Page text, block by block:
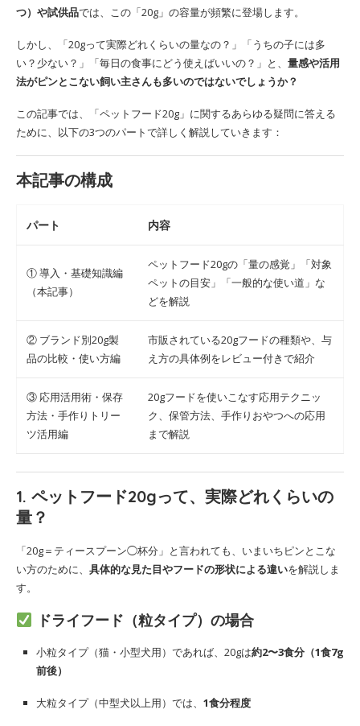
つ）や試供品では、この「20g」の容量が頻繁に登場します。
しかし、「20gって実際どれくらいの量なの？」「うちの子には多
い？少ない？」「毎日の食事にどう使えばいいの？」と、 量感や活用
法がピンとこない飼い主さんも多いのではないでしょうか？
この記事では、「ペットフード20g」に関するあらゆる疑問に答える
ために、以下の3つのパートで詳しく解説していきます：
本記事の構成
パート 内容
① 導入・基礎知識編
（本記事）
ペットフード20gの「量の感覚」「対象
ペットの目安」「一般的な使い道」な
どを解説
② ブランド別20g製
品の比較・使い方編
市販されている20gフードの種類や、与
え方の具体例をレビュー付きで紹介
③ 応用活用術・保存
方法・手作りトリー
ツ活用編
20gフードを使いこなす応用テクニッ
ク、保管方法、手作りおやつへの応用
まで解説
1. ペットフード20gって、実際どれくらいの
量？
「20g＝ティースプーン◯杯分」と言われても、いまいちピンとこな
い方のために、 具体的な見た目やフードの形状による違いを解説しま
す。
ドライフード（粒タイプ）の場合
小粒タイプ（猫・小型犬用）であれば、20gは約2〜3食分（1食7g
前後）
大粒タイプ（中型犬以上用）では、 1食分程度